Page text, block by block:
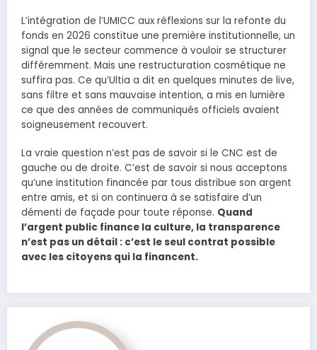
L’intégration de l’UMICC aux réflexions sur la refonte du
fonds en 2026 constitue une première institutionnelle, un
signal que le secteur commence à vouloir se structurer
différemment. Mais une restructuration cosmétique ne
suffira pas. Ce qu’Ultia a dit en quelques minutes de live,
sans filtre et sans mauvaise intention, a mis en lumière
ce que des années de communiqués officiels avaient
soigneusement recouvert.
La vraie question n’est pas de savoir si le CNC est de
gauche ou de droite. C’est de savoir si nous acceptons
qu’une institution financée par tous distribue son argent
entre amis, et si on continuera à se satisfaire d’un
démenti de façade pour toute réponse. Quand
l’argent public finance la culture, la transparence
n’est pas un détail : c’est le seul contrat possible
avec les citoyens qui la financent.